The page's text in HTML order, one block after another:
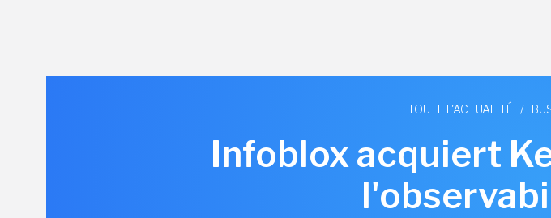
TOUTE L'ACTUALITÉ /
Infoblox acquiert